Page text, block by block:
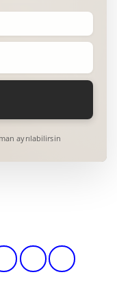
ayrılabilirsin